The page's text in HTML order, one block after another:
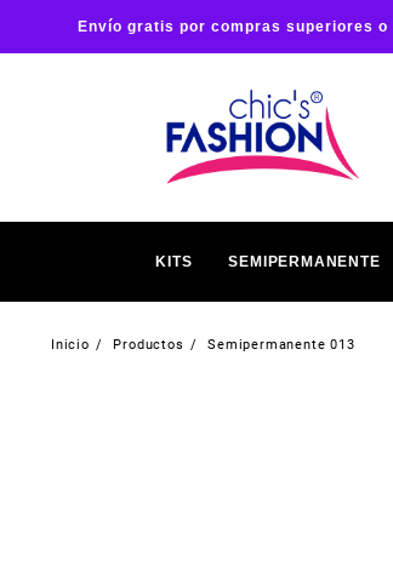
Envío gratis por compras superiores o
KITS SEMIPERMANENTE
Inicio Productos Semipermanente 013